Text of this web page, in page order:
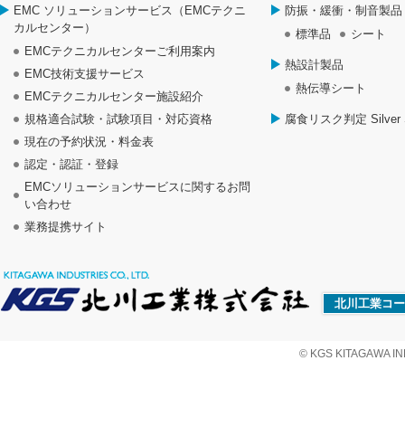
EMC ソリューションサービス（EMCテクニ
カルセンター）
EMCテクニカルセンターご利用案内
EMC技術支援サービス
EMCテクニカルセンター施設紹介
規格適合試験・試験項目・対応資格
現在の予約状況・料金表
認定・認証・登録
EMCソリューションサービスに関するお問
い合わせ
業務提携サイト
防振・緩衝・制音製品
標準品
シート
熱設計製品
熱伝導シート
腐食リスク判定
北川工業コ
© KGS KITAGAWA